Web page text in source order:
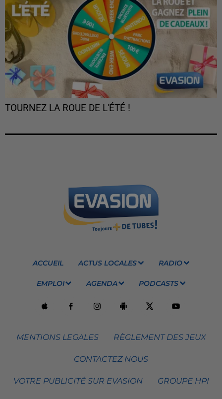
TOURNEZ LA ROUE DE L'ÉTÉ !
ACCUEIL ACTUS LOCALES RADIO
EMPLOI AGENDA PODCASTS
MENTIONS LEGALES RÈGLEMENT DES JEUX
CONTACTEZ NOUS
VOTRE PUBLICITÉ SUR EVASION GROUPE HPI